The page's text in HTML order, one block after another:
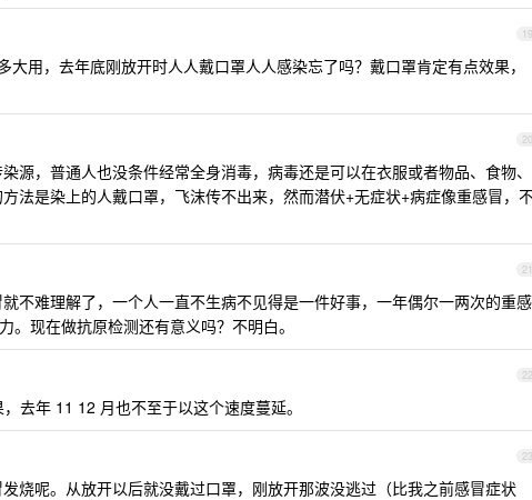
19
用，去年底刚放开时人人戴口罩人人感染忘了吗？戴口罩肯定有点效果，
20
源，普通人也没条件经常全身消毒，病毒还是可以在衣服或者物品、食物、
法是染上的人戴口罩，飞沫传不出来，然而潜伏+无症状+病症像重感冒，
21
不难理解了，一个人一直不生病不见得是一件好事，一年偶尔一两次的重感
。现在做抗原检测还有意义吗？不明白。
22
去年 11 12 月也不至于以这个速度蔓延。
23
烧呢。从放开以后就没戴过口罩，刚放开那波没逃过（比我之前感冒症状